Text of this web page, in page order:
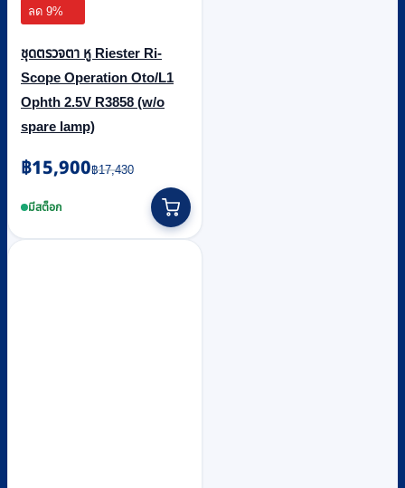
ลด 9%
ชุดตรวจตา หู Riester Ri-
Scope Operation Oto/L1
Ophth 2.5V R3858 (w/o
spare lamp)
฿17,430
Original
price
was:
฿15,900
Current
price
is:มีสต็อก